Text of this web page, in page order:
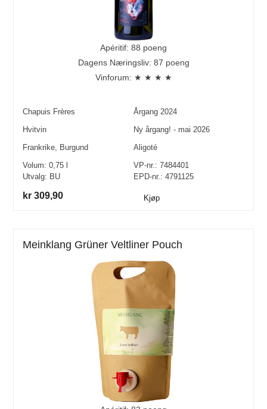
Apéritif: 88 poeng
Dagens Næringsliv: 87 poeng
Vinforum: ★ ★ ★ ★
Chapuis Frères Årgang 2024
Hvitvin
Ny årgang! - mai 2026
Frankrike
Burgund
Aligoté
Volum:0,75
Utvalg: BU
VP-nr.: 7484401
EPD-nr.: 4791125
kr 309,90 Kjøp
Meinklang Grüner Veltliner Pouch